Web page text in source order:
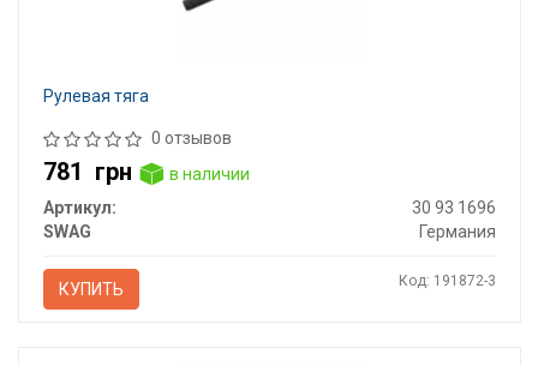
Рулевая тяга
0 отзывов
781 грн
в наличии
Артикул:
30 93 1696
SWAG
Германия
КУПИТЬ Код: 191872-3